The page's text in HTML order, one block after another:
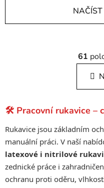
61
🛠️ Pracovní rukavice –
Rukavice jsou základním
manuální práci. V naší
latexové i nitrilové
zednické práce i
ochranu proti oděru,